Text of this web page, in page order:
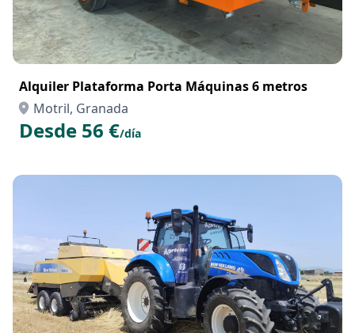
Alquiler Plataforma Porta Máquinas 6 metros
Motril, Granada
Desde 56 €/día